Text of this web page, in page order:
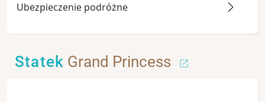
Ubezpieczenie podróżne
Statek Grand Princess